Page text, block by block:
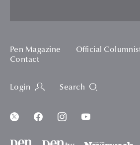
Pen Magazine Official
Contact
Login Search